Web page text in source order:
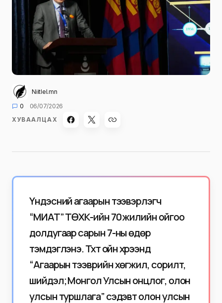
Niitlel.mn
0
06/07/2026
ХУВААЛЦАХ
Үндэсний агаарын тээвэрлэгч
“МИАТ” ТӨХК-ийн 70 жилийн ойгоо
долдугаар сарын 7-ны өдөр
тэмдэглэнэ. Түүхт ойн хүрээнд
“Агаарын тээврийн хөгжил, сорилт,
шийдэл; Монгол Улсын онцлог, олон
улсын туршлага” сэдэвт олон улсын